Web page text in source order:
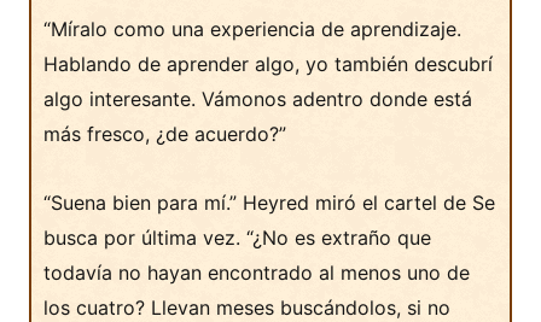
“Míralo como una experiencia de aprendizaje.
Hablando de aprender algo, yo también descubrí
algo interesante. Vámonos adentro donde está
más fresco, ¿de acuerdo?”
“Suena bien para mí.” Heyred miró el cartel de Se
busca por última vez. “¿No es extraño que
todavía no hayan encontrado al menos uno de
los cuatro? Llevan meses buscándolos, si no